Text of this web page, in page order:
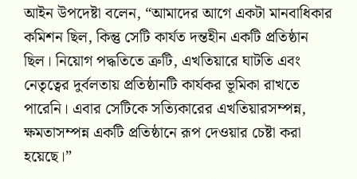
আইন উপদেষ্টা বলেন, “আমাদের আগে একটা মানবাধিকার
কমিশন ছিল, কিন্তু সেটি কার্যত দন্তহীন একটি প্রতিষ্ঠান
ছিল। নিয়োগ পদ্ধতিতে ত্রুটি, এখতিয়ারে ঘাটতি এবং
নেতৃত্বের দুর্বলতায় প্রতিষ্ঠানটি কার্যকর ভূমিকা রাখতে
পারেনি। এবার সেটিকে সত্যিকারের এখতিয়ারসম্পন্ন,
ক্ষমতাসম্পন্ন একটি প্রতিষ্ঠানে রূপ দেওয়ার চেষ্টা করা
হয়েছে।”